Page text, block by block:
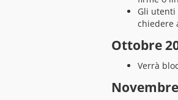
Gli utenti
chiedere
Ottobre
Verrà